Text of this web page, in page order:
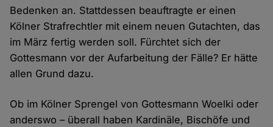
Bedenken an. Stattdessen beauftragte er einen
Kölner Strafrechtler mit einem neuen Gutachten, das
im März fertig werden soll. Fürchtet sich der
Gottesmann vor der Aufarbeitung der Fälle? Er hätte
allen Grund dazu.
Ob im Kölner Sprengel von Gottesmann Woelki oder
anderswo – überall haben Kardinäle, Bischöfe und